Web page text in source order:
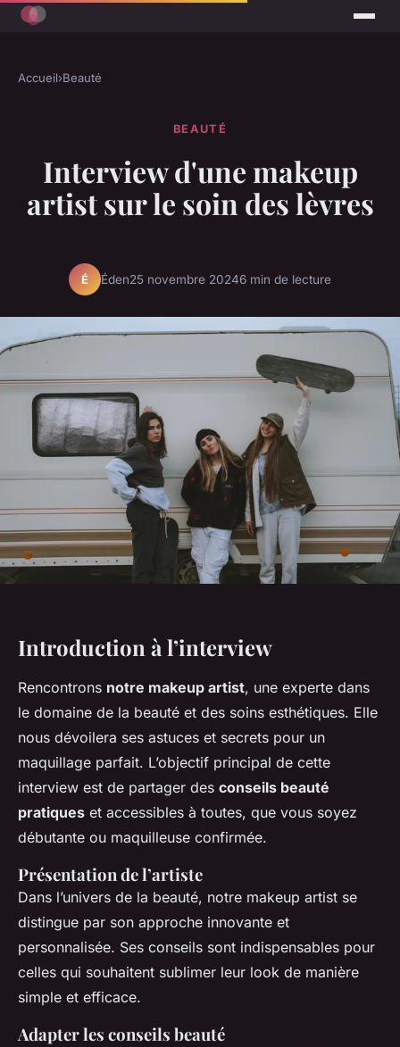
Accueil›Beauté
BEAUTÉ
Interview d'une makeup
artist sur le soin des lèvres
É Éden25 novembre 20246 min de lecture
Introduction à l’interview
Rencontrons notre makeup artist, une experte dans
le domaine de la beauté et des soins esthétiques. Elle
nous dévoilera ses astuces et secrets pour un
maquillage parfait. L’objectif principal de cette
interview est de partager des conseils beauté
pratiques et accessibles à toutes, que vous soyez
débutante ou maquilleuse confirmée.
Présentation de l’artiste
Dans l’univers de la beauté, notre makeup artist se
distingue par son approche innovante et
personnalisée. Ses conseils sont indispensables pour
celles qui souhaitent sublimer leur look de manière
simple et efficace.
Adapter les conseils beauté